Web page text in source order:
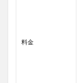
料金